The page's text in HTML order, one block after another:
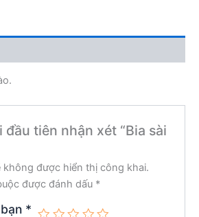
đầu tiên nhận xét “Bia sài
không được hiển thị công khai.
được đánh dấu *
*